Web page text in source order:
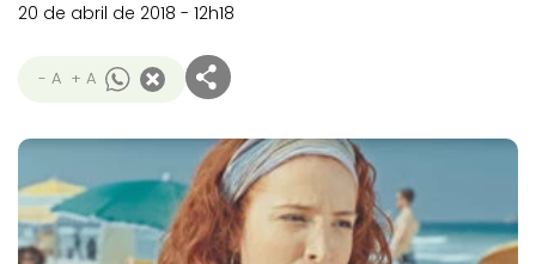
20 de abril de 2018 - 12h18
- A + A